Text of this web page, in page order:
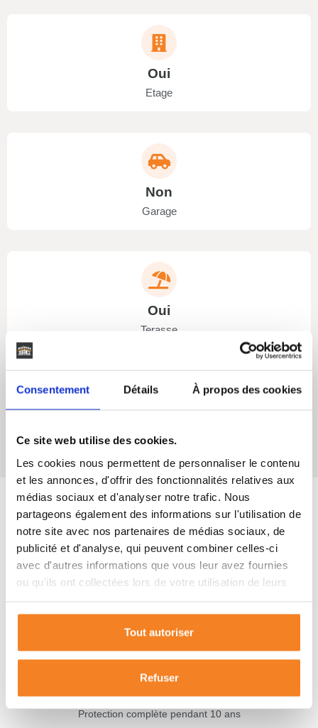
Consentement Détails À propos des cookies
Ce site web utilise des cookies.
Les cookies nous permettent de personnaliser le contenu
et les annonces, d'offrir des fonctionnalités relatives aux
médias sociaux et d'analyser notre trafic. Nous
partageons également des informations sur l'utilisation de
notre site avec nos partenaires de médias sociaux, de
publicité et d'analyse, qui peuvent combiner celles-ci
avec d'autres informations que vous leur avez fournies
ou qu'ils ont collectées lors de votre utilisation de leurs
Tout autoriser
Refuser
Oui
Etage
Non
Garage
Oui
Terasse
Cellier
Maisons SICs'engage
Depuis 50 ans, nous vous accompagnons de A à Z dans vos
projets de vie dans le Sud-Ouest de la France.
Protection complète pendant 10 ans